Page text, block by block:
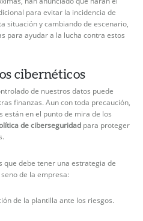
para evitar la incidencia de
situación y cambiando de escenario,
para ayudar a la lucha contra estos
cibernéticos
de nuestros datos puede
finanzas. Aun con toda precaución,
están en el punto de mira de los
de ciberseguridad para proteger
que debe tener una estrategia de
de la empresa:
de la plantilla ante los riesgos.